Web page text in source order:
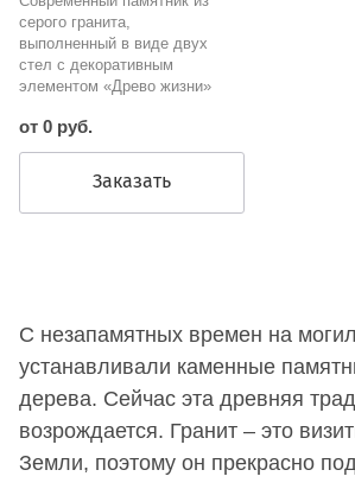
серого гранита,
выполненный в виде двух
стел с декоративным
элементом «Древо жизни»
от 0 руб.
Заказать
С незапамятных времен на
устанавливали каменные
дерева. Сейчас эта древняя
возрождается. Гранит – это
Земли, поэтому он прекрасно